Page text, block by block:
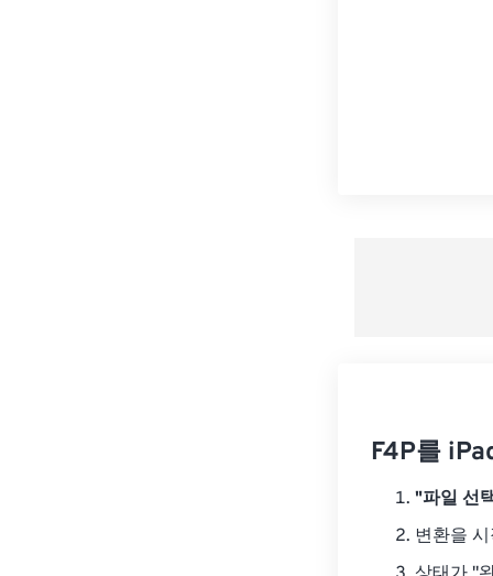
F4P를
"파일 선
변환을